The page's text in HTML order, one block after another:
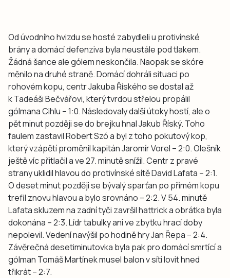
Od úvodního hvizdu se hosté zabydleli u protivínské
brány a domácí defenziva byla neustále pod tlakem.
Žádná šance ale gólem neskončila. Naopak se skóre
měnilo na druhé straně. Domácí dohráli situaci po
rohovém kopu, centr Jakuba Říského se dostal až
k Tadeáši Bečvářovi, který tvrdou střelou propálil
gólmana Cihlu – 1:0. Následovaly další útoky hostí, ale o
pět minut později se do brejku hnal Jakub Říský. Toho
faulem zastavil Robert Szó a byl z toho pokutový kop,
který vzápětí proměnil kapitán Jaromír Vorel – 2:0. Olešník
ještě víc přitlačil a ve 27. minutě snížil. Centr z pravé
strany uklidil hlavou do protivínské sítě David Lafata – 2:1.
O deset minut později se bývalý sparťan po přímém kopu
trefil znovu hlavou a bylo srovnáno – 2:2. V 54. minutě
Lafata skluzem na zadní tyči završil hattrick a obrátka byla
dokonána – 2:3. Lídr tabulky ani ve zbytku hrací doby
nepolevil. Vedení navýšil po hodině hry Jan Řepa – 2:4.
Závěrečná desetiminutovka byla pak pro domácí smrtící a
gólman Tomáš Martínek musel balon v síti lovit hned
třikrát – 2:7.